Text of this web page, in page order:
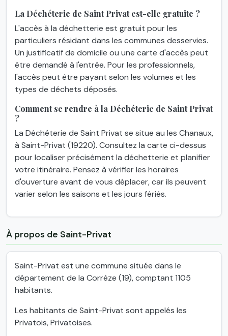
La Déchéterie de Saint Privat est-elle gratuite ?
L'accès à la déchetterie est gratuit pour les
particuliers résidant dans les communes desservies.
Un justificatif de domicile ou une carte d'accès peut
être demandé à l'entrée. Pour les professionnels,
l'accès peut être payant selon les volumes et les
types de déchets déposés.
Comment se rendre à la Déchéterie de Saint Privat
?
La Déchéterie de Saint Privat se situe au les Chanaux,
à Saint-Privat (19220). Consultez la carte ci-dessus
pour localiser précisément la déchetterie et planifier
votre itinéraire. Pensez à vérifier les horaires
d'ouverture avant de vous déplacer, car ils peuvent
varier selon les saisons et les jours fériés.
À propos de Saint-Privat
Saint-Privat est une commune située dans le
département de la Corrèze (19), comptant 1105
habitants.
Les habitants de Saint-Privat sont appelés les
Privatois, Privatoises.